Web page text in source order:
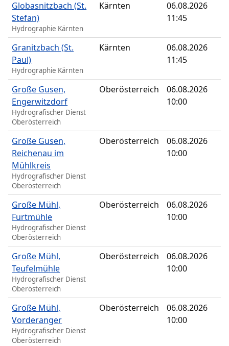
Globasnitzbach (St.
Stefan)
Hydrographie Kärnten
Kärnten
06.08.2026
11:45
Granitzbach (St.
Paul)
Hydrographie Kärnten
Kärnten
06.08.2026
11:45
Große Gusen,
Engerwitzdorf
Hydrografischer Dienst
Oberösterreich
Oberösterreich
06.08.2026
10:00
Große Gusen,
Reichenau im
Mühlkreis
Hydrografischer Dienst
Oberösterreich
Oberösterreich
06.08.2026
10:00
Große Mühl,
Furtmühle
Hydrografischer Dienst
Oberösterreich
Oberösterreich
06.08.2026
10:00
Große Mühl,
Teufelmühle
Hydrografischer Dienst
Oberösterreich
Oberösterreich
06.08.2026
10:00
Große Mühl,
Vorderanger
Hydrografischer Dienst
Oberösterreich
Oberösterreich
06.08.2026
10:00